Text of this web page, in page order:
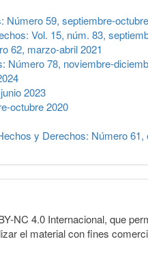
Número 59, septiembre-
Vol. 15, núm. 83,
62, marzo-abril 2021
Número 78, noviembre-
2023
octubre 2020
y Derechos: Número 61,
NC 4.0 Internacional, que
el material con fines